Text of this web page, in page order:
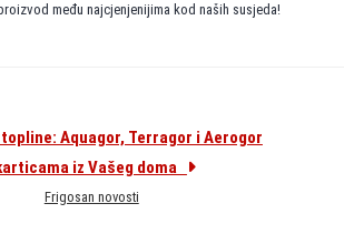
među najcjenjenijima kod naših susjeda!
Aquagor, Terragor i Aerogor
iz Vašeg doma
Frigosan novosti